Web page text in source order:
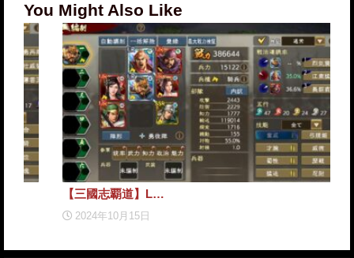
You Might Also Like
【三國志覇道】L…
2024年10月15日